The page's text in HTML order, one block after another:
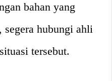
bahan yang
segera hubungi ahli
tersebut.